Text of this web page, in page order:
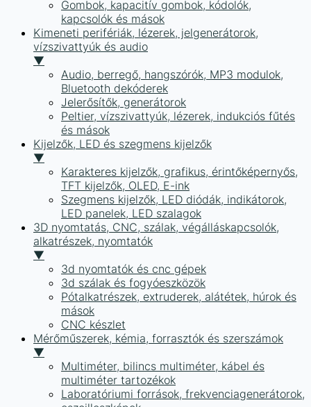
Gombok, kapacitív gombok, kódolók,
kapcsolók és mások
Kimeneti perifériák, lézerek, jelgenerátorok,
vízszivattyúk és audio
▼
Audio, berregő, hangszórók, MP3 modulok,
Bluetooth dekóderek
Jelerősítők, generátorok
Peltier, vízszivattyúk, lézerek, indukciós fűtés
és mások
Kijelzők, LED és szegmens kijelzők
▼
Karakteres kijelzők, grafikus, érintőképernyős,
TFT kijelzők, OLED, E-ink
Szegmens kijelzők, LED diódák, indikátorok,
LED panelek, LED szalagok
3D nyomtatás, CNC, szálak, végálláskapcsolók,
alkatrészek, nyomtatók
▼
3d nyomtatók és cnc gépek
3d szálak és fogyóeszközök
Pótalkatrészek, extruderek, alátétek, húrok és
mások
CNC készlet
Mérőműszerek, kémia, forrasztók és szerszámok
▼
Multiméter, bilincs multiméter, kábel és
multiméter tartozékok
Laboratóriumi források, frekvenciagenerátorok,